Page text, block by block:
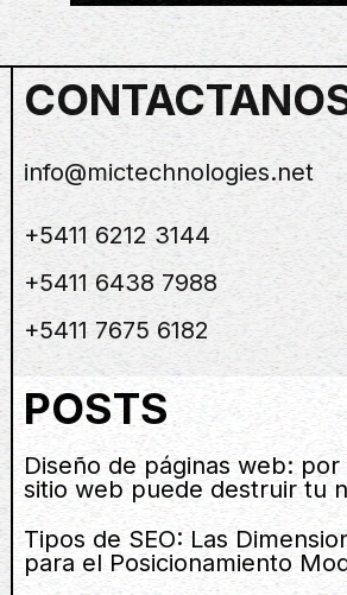
info@mictechnologies.net
+5411 6212 3144
+5411 6438 7988
+5411 7675 6182
POSTS
Diseño de páginas web:
sitio web puede destruir tu
Tipos de SEO: Las
para el Posicionamiento